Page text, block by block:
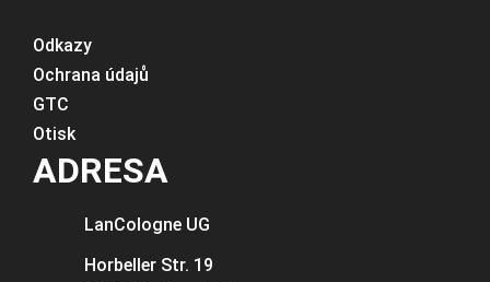
Odkazy
Ochrana údajů
GTC
Otisk
ADRESA
LanCologne UG
Horbeller Str. 19